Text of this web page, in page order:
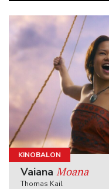
KINOBALON
Vaiana Moana
Thomas Kail